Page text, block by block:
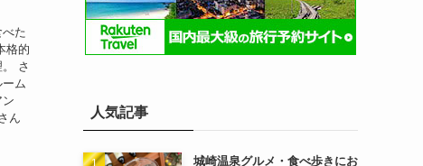
た
格的
さ
ム
ん
人気記事
城崎温泉グルメ・食べ歩きにお